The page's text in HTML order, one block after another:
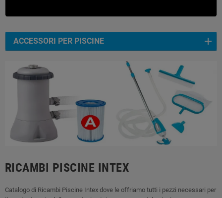
ACCESSORI PER PISCINE
RICAMBI PISCINE INTEX
Catalogo di Ricambi Piscine Intex dove le offriamo tutti i pezzi necessari per